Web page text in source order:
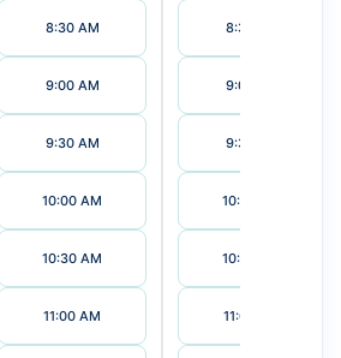
8:30 AM
9:00 AM
9:30 AM
10:00 AM
10:30 AM
11:00 AM
8:30 AM
9:00 AM
9:30 AM
10:00 AM
10:30 AM
11:00 AM